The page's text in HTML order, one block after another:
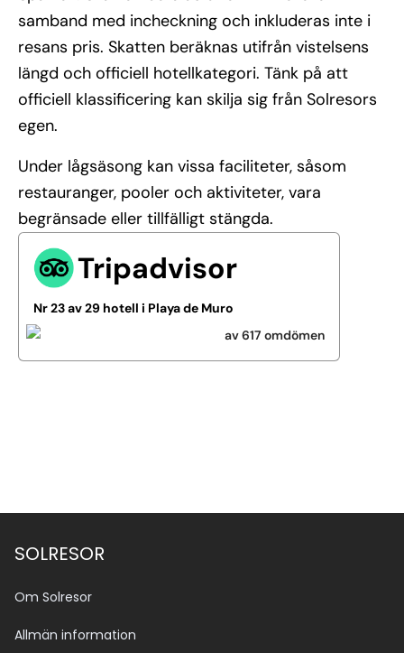
samband med incheckning och inkluderas inte i
resans pris. Skatten beräknas utifrån vistelsens
längd och officiell hotellkategori. Tänk på att
officiell klassificering kan skilja sig från Solresors
egen.
Under lågsäsong kan vissa faciliteter, såsom
restauranger, pooler och aktiviteter, vara
begränsade eller tillfälligt stängda.
Tripadvisor
Nr 23 av 29 hotell i Playa de Muro
av 617 omdömen
SOLRESOR
Om Solresor
Allmän information